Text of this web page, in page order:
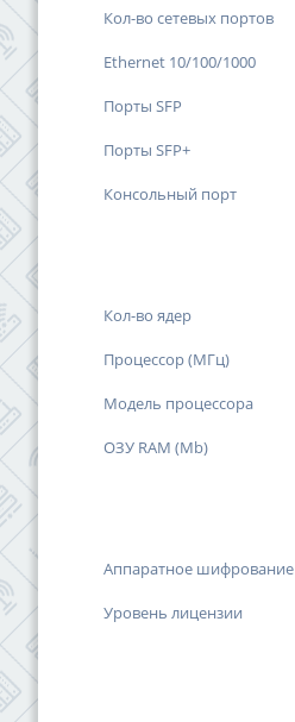
Кол-во сетевых портов
Ethernet 10/100/1000
Порты SFP
Порты SFP+
Консольный порт
Кол-во ядер
Процессор (МГц)
Модель процессора
ОЗУ RAM (Mb)
Аппаратное шифрование
Уровень лицензии